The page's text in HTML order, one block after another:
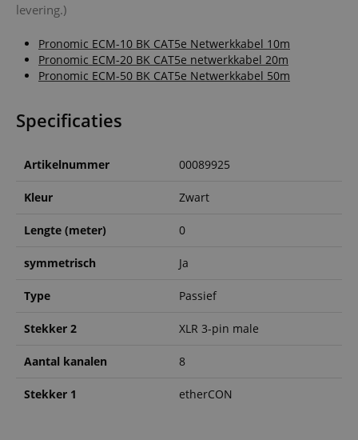
levering.)
Pronomic ECM-10 BK CAT5e Netwerkkabel 10m
Pronomic ECM-20 BK CAT5e netwerkkabel 20m
Pronomic ECM-50 BK CAT5e Netwerkkabel 50m
Specificaties
Artikelnummer 00089925
Kleur Zwart
Lengte (meter) 0
symmetrisch Ja
Type Passief
Stekker 2 XLR 3-pin male
Aantal kanalen 8
Stekker 1 etherCON